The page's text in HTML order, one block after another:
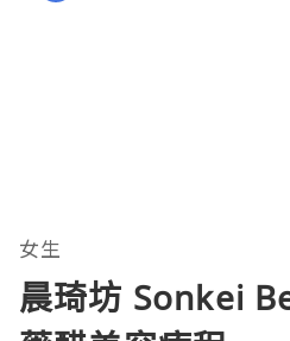
女生
晨琦坊 Sonkei